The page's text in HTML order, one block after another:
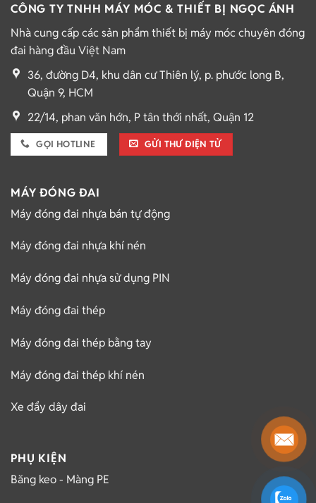
CÔNG TY TNHH MÁY MÓC & THIẾT BỊ NGỌC ÁNH
Nhà cung cấp các sản phẩm thiết bị máy móc chuyên đóng
đai hàng đầu Việt Nam
36, đường D4, khu dân cư Thiên lý, p. phước long B,
Quận 9, HCM
22/14, phan văn hớn, P tân thới nhất, Quận 12
GỌI HOTLINE GỬI THƯ ĐIỆN TỬ
MÁY ĐÓNG ĐAI
Máy đóng đai nhựa bán tự động
Máy đóng đai nhựa khí nén
Máy đóng đai nhựa sử dụng PIN
Máy đóng đai thép
Máy đóng đai thép bằng tay
Máy đóng đai thép khí nén
Xe đẩy dây đai
PHỤ KIỆN
Băng keo - Màng PE